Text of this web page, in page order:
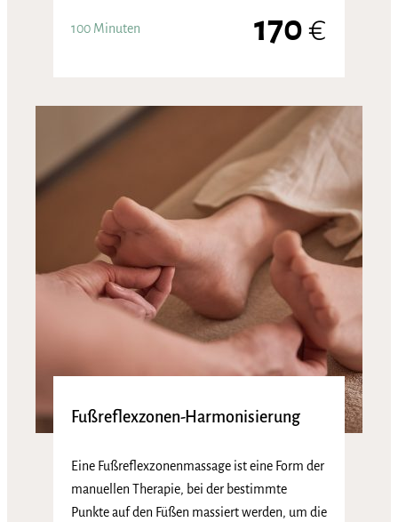
100 Minuten 170€
Fußreflexzonen-Harmonisierung
Eine Fußreflexzonenmassage ist eine Form der
manuellen Therapie, bei der bestimmte
Punkte auf den Füßen massiert werden, um die